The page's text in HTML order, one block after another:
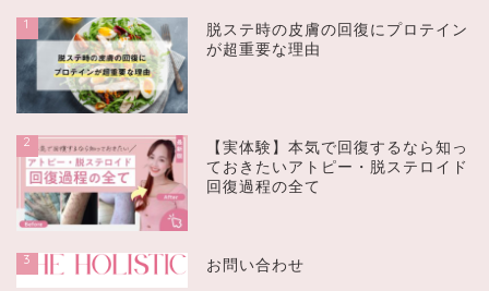
1
脱ステ時の皮膚の回復にプロテイン
が超重要な理由
2
【実体験】本気で回復するなら知っ
ておきたいアトピー・脱ステロイド
回復過程の全て
3 お問い合わせ